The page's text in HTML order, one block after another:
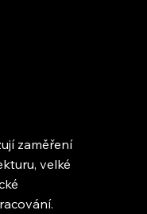
zaměření
velké